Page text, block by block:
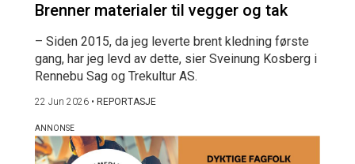
Brenner materialer til vegger og tak
– Siden 2015, da jeg leverte brent kledning første
gang, har jeg levd av dette, sier Sveinung Kosberg i
Rennebu Sag og Trekultur AS.
22 Jun 2026 • REPORTASJE